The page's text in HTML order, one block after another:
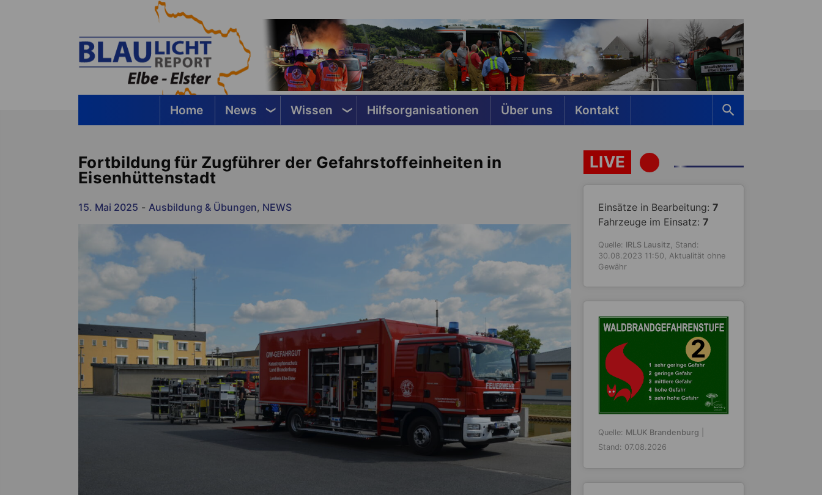
Home News Wissen Hilfsorganisationen Über uns Kontakt
Fortbildung für Zugführer der Gefahrstoffeinheiten in
Eisenhüttenstadt
15. Mai 2025 - Ausbildung & Übungen, NEWS
LIVE
Einsätze in Bearbeitung: 7
Fahrzeuge im Einsatz: 7
Quelle: IRLS Lausitz, Stand:
30.08.2023 11:50, Aktualität ohne
Gewähr
2
Quelle: MLUK Brandenburg
Stand: 07.08.2026